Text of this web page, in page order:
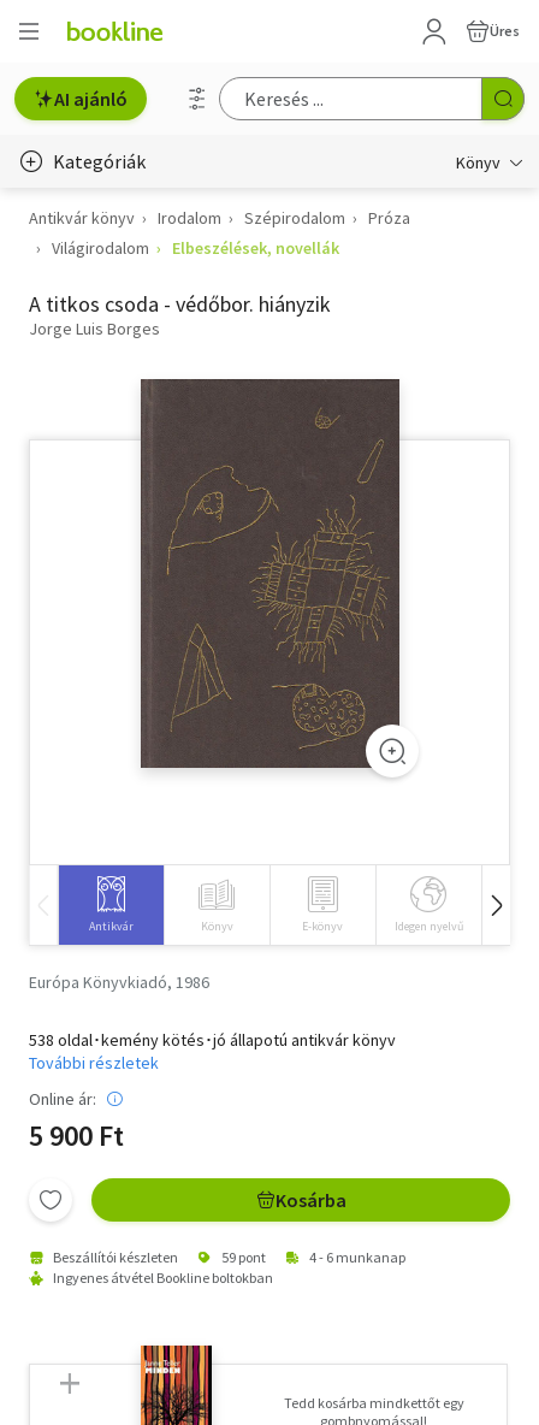
Üres
AI ajánló
Kategóriák Könyv
Életmód, egészség
Gyermek- és ifjúsági
Hobbi, szabadidő
Szótár, nyelvkönyv
Tankönyv, segédkönyv
Társadalomtudomány
Természettudomány
Antikvár könyv Irodalom Szépirodalom
Próza
Világirodalom
Elbeszélések, novellák
A titkos csoda - védőbor. hiányzik
Jorge Luis Borges
Antikvár Könyv E-könyv Idegen nyelvű
Európa Könyvkiadó, 1986
538 oldal･kemény kötés･jó állapotú antikvár könyv
További részletek
Online ár:
5 900 Ft
Kosárba
Beszállítói készleten 59 pont
4 - 6 munkanap
Ingyenes átvétel Bookline boltokban
Tedd kosárba mindkettőt egy
gombnyomással!